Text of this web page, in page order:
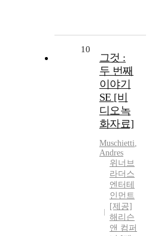
10
그것 :
두 번째
이야기
SE [비
디오녹
화자료]
Muschietti,
Andres
위너브
라더스
엔터테
인먼트
[제공]
해리슨
앤 컴퍼